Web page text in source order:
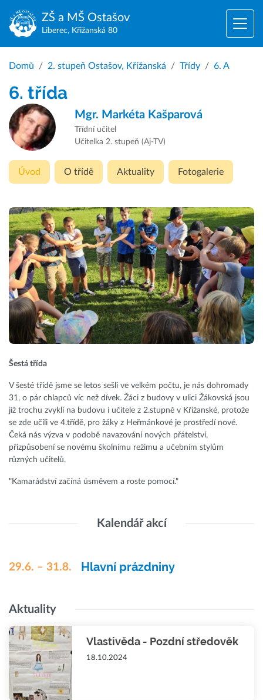
ZŠ a MŠ Ostašov
Liberec, Křižanská 80
Domů 2. stupeň Ostašov, Křížanská Třídy 6. A
6. třída
Mgr. Markéta Kašparová
Třídní učitel
Učitelka 2. stupeň (Aj-TV)
Úvod O třídě Aktuality Fotogalerie
Šestá třída
V šesté třídě jsme se letos sešli ve velkém počtu, je nás dohromady
31, o pár chlapců víc než dívek. Žáci z budovy v ulici Žákovská jsou
již trochu zvyklí na budovu i učitele z 2.stupně v Křižanské, protože
se zde učili ve 4.třídě, pro žáky z Heřmánkové je prostředí nové.
Čeká nás výzva v podobě navazování nových přátelství,
přizpůsobení se novému školnímu režimu a učebním stylům
různých učitelů.
"Kamarádství začíná úsměvem a roste pomocí."
Kalendář akcí
29.6. – 31.8. Hlavní prázdniny
Aktuality
Vlastivěda - Pozdní středověk
18.10.2024